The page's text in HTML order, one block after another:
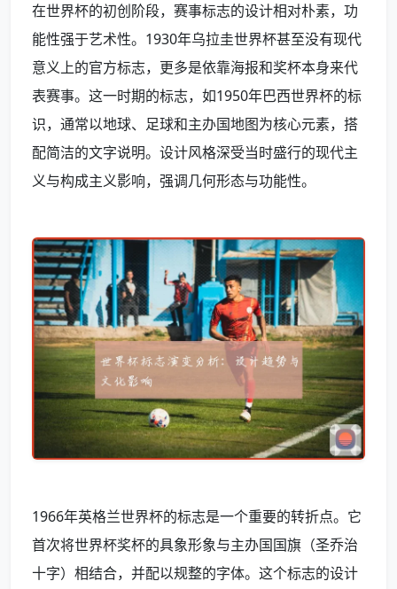
在世界杯的初创阶段，赛事标志的设计相对朴素，功
能性强于艺术性。1930年乌拉圭世界杯甚至没有现代
意义上的官方标志，更多是依靠海报和奖杯本身来代
表赛事。这一时期的标志，如1950年巴西世界杯的标
识，通常以地球、足球和主办国地图为核心元素，搭
配简洁的文字说明。设计风格深受当时盛行的现代主
义与构成主义影响，强调几何形态与功能性。
1966年英格兰世界杯的标志是一个重要的转折点。它
首次将世界杯奖杯的具象形象与主办国国旗（圣乔治
十字）相结合，并配以规整的字体。这个标志的设计